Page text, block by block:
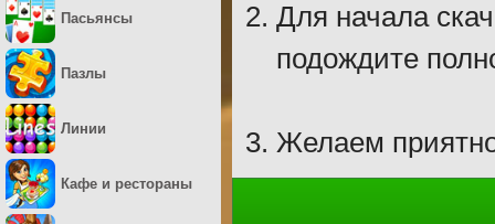
Для начала
подождите
Желаем
Пасьянсы
Пазлы
Линии
Кафе и рестораны